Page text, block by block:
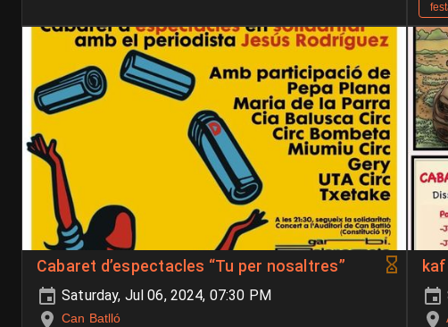
Cabaret d’espectacles “Tu per nosaltres”
Saturday, Jul 06, 2024, 07:30 PM
Can Batlló